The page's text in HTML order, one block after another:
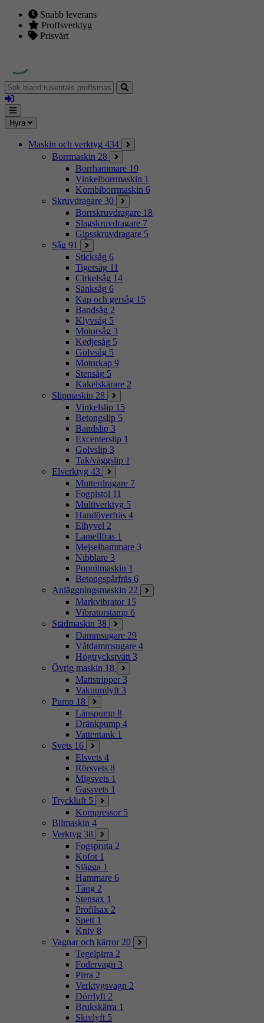
Snabb leverans
Proffsverktyg
Prisvärt
Sök
bland
tusentals
proffsmaskiner
Logga
in
Mina
sidor
Meny
Hyra
Maskin och verktyg 434
Borrmaskin 28
Borrhammare 19
Vinkelborrmaskin 1
Kombiborrmaskin 6
Skruvdragare 30
Borrskruvdragare 18
Slagskruvdragare 7
Gipsskruvdragare 5
Såg 91
Sticksåg 6
Tigersåg 11
Cirkelsåg 14
Sänksåg 6
Kap och gersåg 15
Bandsåg 2
Klyvsåg 5
Motorsåg 3
Kedjesåg 5
Golvsåg 5
Motorkap 9
Stensåg 5
Kakelskärare 2
Slipmaskin 28
Vinkelslip 15
Betongslip 5
Bandslip 3
Excenterslip 1
Golvslip 3
Tak/väggslip 1
Elverktyg 43
Mutterdragare 7
Fogpistol 11
Multiverktyg 5
Handöverfräs 4
Elhyvel 2
Lamellfräs 1
Mejselhammare 3
Nibblare 3
Popnitmaskin 1
Betongspårfräs 6
Anläggningsmaskin 22
Markvibrator 15
Vibratorstamp 6
Städmaskin 38
Dammsugare 29
Våtdammsugare 4
Högtryckstvätt 3
Övrig maskin 18
Mattstripper 3
Vakuumlyft 3
Pump 18
Länspump 8
Dränkpump 4
Vattentank 1
Svets 16
Elsvets 4
Rörsvets 8
Migsvets 1
Gassvets 1
Tryckluft 5
Kompressor 5
Bilmaskin 4
Verktyg 38
Fogspruta 2
Kofot 1
Slägga 1
Hammare 6
Tång 2
Stensax 1
Profilsax 2
Spett 1
Kniv 8
Vagnar och kärror 20
Tegelpirra 2
Fodervagn 3
Pirra 2
Verktygsvagn 2
Dörrlyft 2
Brukskärra 1
Skivlyft 5